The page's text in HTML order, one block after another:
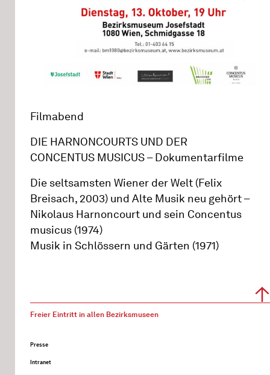
Filmabend
DIE HARNONCOURTS UND DER
CONCENTUS MUSICUS – Dokumentarfilme
Die seltsamsten Wiener der Welt (Felix
Breisach, 2003) und Alte Musik neu gehört –
Nikolaus Harnoncourt und sein Concentus
musicus (1974)
Musik in Schlössern und Gärten (1971)
Freier Eintritt in allen Bezirksmuseen
Presse
Intranet